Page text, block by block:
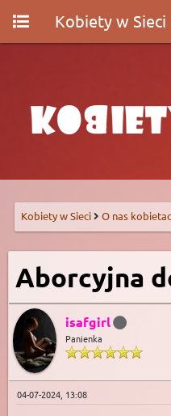
Kobiety w Sieci
Kobiety w Sieci O nas
Aborcyjna
isafgirl
Panienka
04-07-2024, 13:08